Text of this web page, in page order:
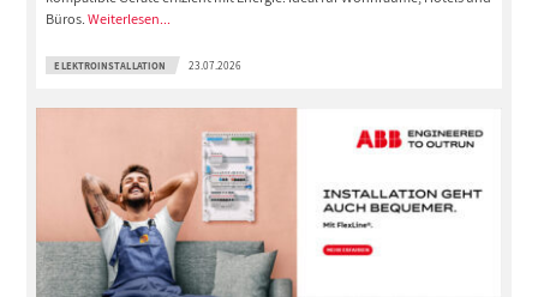
Büros.Weiterlesen...
ELEKTROINSTALLATION 23.07.2026